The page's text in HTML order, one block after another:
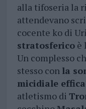
alla tifoseria la
attendevano
cocente ko di
stratosfericoè
Un complesso
stesso con la
micidiale
atletismo di